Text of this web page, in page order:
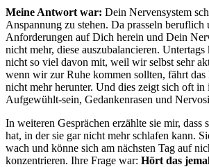
Meine Antwort war: Dein Nervensystem
Anspannung zu stehen. Da prasseln beruflich
Anforderungen auf Dich herein und Dein
nicht mehr, diese auszubalancieren.
nicht so viel davon mit, weil wir selbst sehr
wenn wir zur Ruhe kommen sollten, fährt das
nicht mehr herunter. Und dies zeigt sich oft in
Aufgewühlt-sein, Gedankenrasen und
In weiteren Gesprächen erzählte sie mir, dass
hat, in der sie gar nicht mehr schlafen kann.
wach und könne sich am nächsten Tag auf
konzentrieren. Ihre Frage war: Hört das